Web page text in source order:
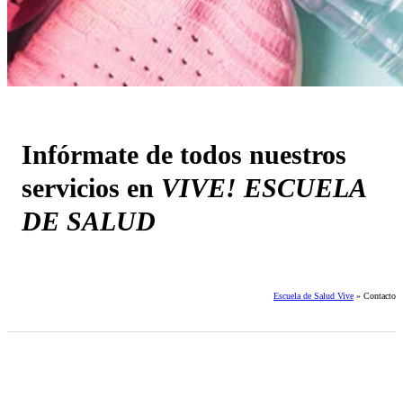
Infórmate de todos nuestros
servicios en VIVE! ESCUELA
DE SALUD
Escuela de Salud Vive » Contacto